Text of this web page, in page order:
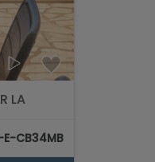
LA
E-CB34MB